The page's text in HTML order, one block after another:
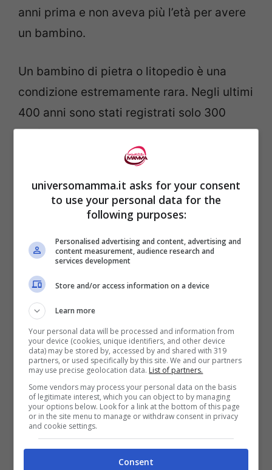
anni prima e non aveva più l’età per avere
un bambino.
Un bambino di pietra o litopedio è una
condizione estremamente rara. Negli ultimi
400 anni sono stati registrati solo 300
casi.
universomamma.it asks for your consent
to use your personal data for the
following purposes:
Personalised advertising and content, advertising and
content measurement, audience research and
services development
Store and/or access information on a device
Learn more
Your personal data will be processed and information from
your device (cookies, unique identifiers, and other device
data) may be stored by, accessed by and shared with 319
partners, or used specifically by this site. We and our partners
may use precise geolocation data. List of partners.
Some vendors may process your personal data on the basis
of legitimate interest, which you can object to by managing
your options below. Look for a link at the bottom of this page
or in the site menu to manage or withdraw consent in privacy
and cookie settings.
Consent